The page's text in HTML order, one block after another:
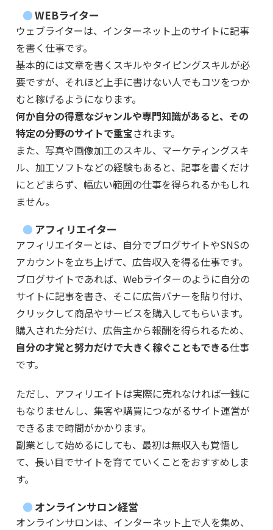
WEBライター
ウェブライターは、インターネット上のサイトに記事
を書く仕事です。
基本的には文章を書くスキルやタイピングスキルが必
要ですが、それほど上手に書けない人でもコツをつか
むと稼げるようになります。
何か自分の得意なジャンルや専門知識があると、その
特定の分野のサイトで重宝されます。
また、写真や画像加工のスキル、マーケティングスキ
ル、加工ソフトなどの経験もあると、記事を書くだけ
にとどまらず、幅広い範囲の仕事を得られるかもしれ
ません。
アフィリエイター
アフィリエイターとは、自分でブログサイトやSNSの
アカウントを立ち上げて、広告収入を得る仕事です。
ブログサイトであれば、Webライターのように自分の
サイトに記事を書き、そこに広告バナーを貼り付け、
クリックして商品やサービスを購入してもらいます。
購入された分だけ、広告主から報酬を得られるため、
自分の才覚と努力だけで大きく稼ぐこともできる仕事
です。
ただし、アフィリエイトは実際に売れなければ一銭に
もなりませんし、集客や購買につながるサイト運営が
できるまで時間がかかります。
副業として始めるにしても、最初は無収入も覚悟し
て、長い目でサイトを育てていくことをおすすめしま
す。
オンラインサロン経営
オンラインサロンは、インターネット上で人を集め、